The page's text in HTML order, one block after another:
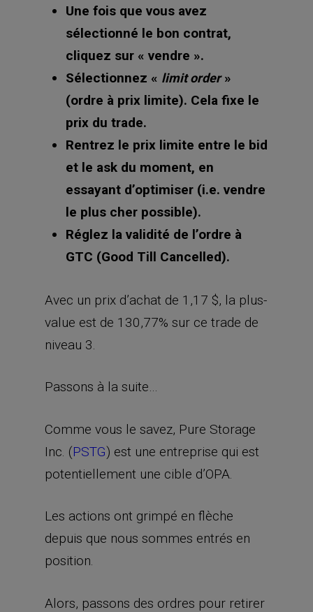
Une fois que vous avez
sélectionné le bon contrat,
cliquez sur « vendre ».
Sélectionnez « limit order»
(ordre à prix limite). Cela fixe le
prix du trade.
Rentrez le prix limite entre le bid
et le ask du moment, en
essayant d’optimiser (i.e. vendre
le plus cher possible).
Réglez la validité de l’ordre à
GTC (Good Till Cancelled).
Avec un prix d’achat de 1,17 $, la plus-
value est de 130,77% sur ce trade de
niveau 3.
Passons à la suite…
Comme vous le savez, Pure Storage
Inc. (PSTG) est une entreprise qui est
potentiellement une cible d’OPA.
Les actions ont grimpé en flèche
depuis que nous sommes entrés en
position.
Alors, passons des ordres pour retirer